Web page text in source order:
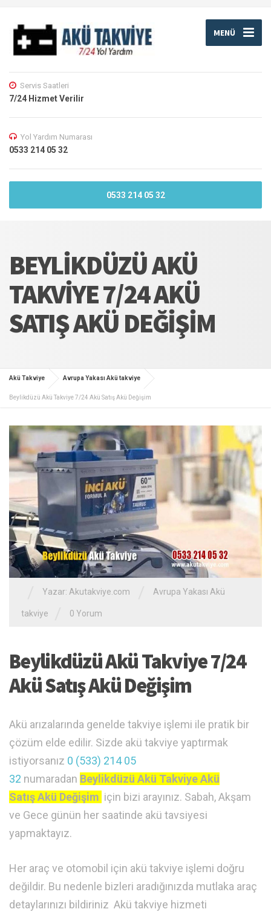
MENÜ
Servis Saatleri
7/24 Hizmet Verilir
Yol Yardım Numarası
0533 214 05 32
0533 214 05 32
BEYLIKDÜZÜ AKÜ
TAKVIYE 7/24 AKÜ
SATIŞ AKÜ DEĞIŞIM
Akü Takviye Avrupa Yakası Akü takviye
Beylikdüzü Akü Takviye 7/24 Akü Satış Akü Değişim
Yazar: Akutakviye.com Avrupa Yakası Akü
takviye 0 Yorum
Beylikdüzü Akü Takviye 7/24
Akü Satış Akü Değişim
Akü arızalarında genelde takviye işlemi ile pratik bir
çözüm elde edilir. Sizde akü takviye yaptırmak
istiyorsanız 0 (533) 214 05
32 numaradan Beylikdüzü Akü Takviye Akü
Satış Akü Değişim için bizi arayınız. Sabah, Akşam
ve Gece günün her saatinde akü tavsiyesi
yapmaktayız.
Her araç ve otomobil için akü takviye işlemi doğru
değildir. Bu nedenle bizleri aradığınızda mutlaka araç
detaylarınızı bildiriniz Akü takviye hizmeti